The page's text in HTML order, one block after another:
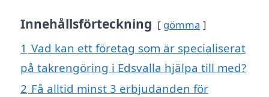
Innehållsförteckning gömma
1 Vad kan ett företag som är specialiserat
på takrengöring i Edsvalla hjälpa till med?
2 Få alltid minst 3 erbjudanden för